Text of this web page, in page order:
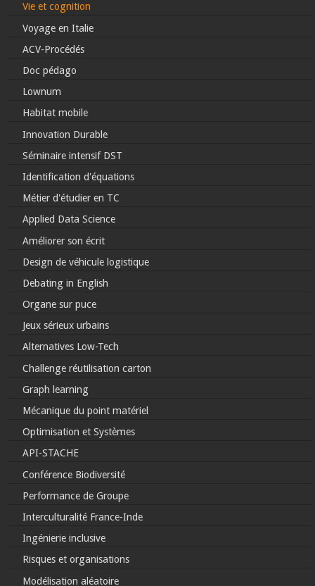
Vie et cognition
Voyage en Italie
ACV-Procédés
Doc pédago
Lownum
Habitat mobile
Innovation Durable
Séminaire intensif DST
Identification d'équations
Métier d'étudier en TC
Applied Data Science
Améliorer son écrit
Design de véhicule logistique
Debating in English
Organe sur puce
Jeux sérieux urbains
Alternatives Low-Tech
Challenge réutilisation carton
Graph learning
Mécanique du point matériel
Optimisation et Systèmes
API-STACHE
Conférence Biodiversité
Performance de Groupe
Interculturalité France-Inde
Ingénierie inclusive
Risques et organisations
Modélisation aléatoire